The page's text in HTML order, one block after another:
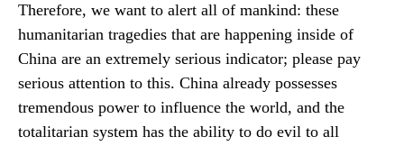
Therefore, we want to alert all of mankind: these
humanitarian tragedies that are happening inside of
China are an extremely serious indicator; please pay
serious attention to this. China already possesses
tremendous power to influence the world, and the
totalitarian system has the ability to do evil to all